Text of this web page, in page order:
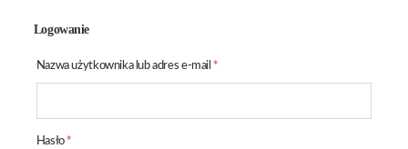
Logowanie
Nazwa użytkownika lub adres e-mail *Wymagane
Hasło *